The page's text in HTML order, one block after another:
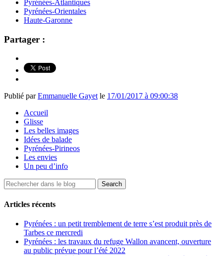
Pyrénées-Atlantiques
Pyrénées-Orientales
Haute-Garonne
Partager :
Publié parEmmanuelle Gayet le 17/01/2017 à 09:00:38
Accueil
Glisse
Les belles images
Idées de balade
Pyrénées-Pirineos
Les envies
Un peu d’info
Articles récents
Pyrénées : un petit tremblement de terre s’est produit près de
Tarbes ce mercredi
Pyrénées : les travaux du refuge Wallon avancent, ouverture
au public prévue pour l’été 2022